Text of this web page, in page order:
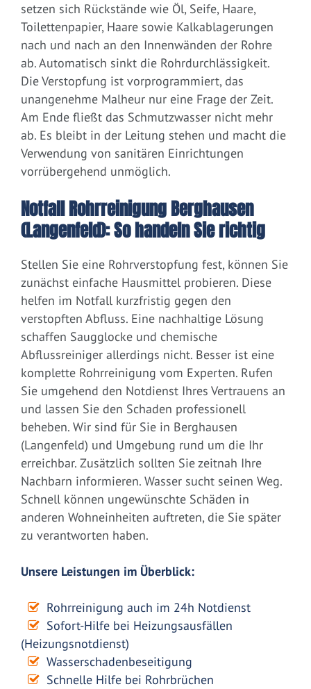
setzen sich Rückstände wie Öl, Seife, Haare,
Toilettenpapier, Haare sowie Kalkablagerungen
nach und nach an den Innenwänden der Rohre
ab. Automatisch sinkt die Rohrdurchlässigkeit.
Die Verstopfung ist vorprogrammiert, das
unangenehme Malheur nur eine Frage der Zeit.
Am Ende fließt das Schmutzwasser nicht mehr
ab. Es bleibt in der Leitung stehen und macht die
Verwendung von sanitären Einrichtungen
vorrübergehend unmöglich.
Notfall Rohrreinigung Berghausen
(Langenfeld): So handeln Sie richtig
Stellen Sie eine Rohrverstopfung fest, können Sie
zunächst einfache Hausmittel probieren. Diese
helfen im Notfall kurzfristig gegen den
verstopften Abfluss. Eine nachhaltige Lösung
schaffen Saugglocke und chemische
Abflussreiniger allerdings nicht. Besser ist eine
komplette Rohrreinigung vom Experten. Rufen
Sie umgehend den Notdienst Ihres Vertrauens an
und lassen Sie den Schaden professionell
beheben. Wir sind für Sie in Berghausen
(Langenfeld) und Umgebung rund um die Ihr
erreichbar. Zusätzlich sollten Sie zeitnah Ihre
Nachbarn informieren. Wasser sucht seinen Weg.
Schnell können ungewünschte Schäden in
anderen Wohneinheiten auftreten, die Sie später
zu verantworten haben.
Unsere Leistungen im Überblick:
Rohrreinigung auch im 24h Notdienst
Sofort-Hilfe bei Heizungsausfällen
(Heizungsnotdienst)
Wasserschadenbeseitigung
Schnelle Hilfe bei Rohrbrüchen